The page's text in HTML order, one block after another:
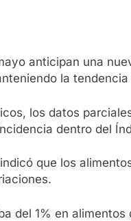
anticipan una
la
los datos
dentro del
que los
del 1% en